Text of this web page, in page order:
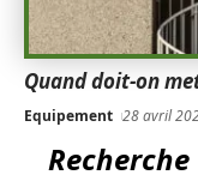
Quand doit-on
Equipement 28 avril
Recherche